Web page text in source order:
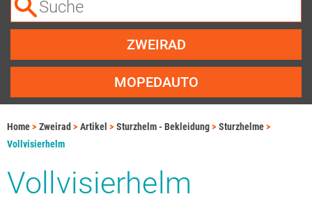
ZWEIRAD
MOPEDAUTO
Home Zweirad Artikel Sturzhelm - Bekleidung
Sturzhelme
Vollvisierhelm
Vollvisierhelm